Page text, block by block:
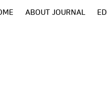
ABOUT JOURNAL